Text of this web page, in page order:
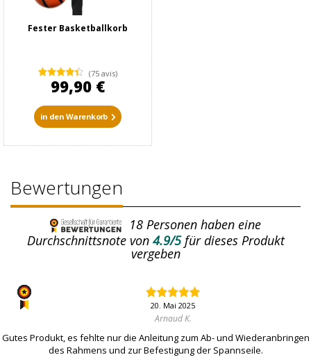
Fester Basketballkorb
(75 avis)
99,90 €
in den Warenkorb
Bewertungen
18 Personen haben eine
Durchschnittsnote von4.9/5für dieses Produkt
vergeben
20. Mai 2025
Arnaud K.
Gutes Produkt, es fehlte nur die Anleitung zum Ab- und Wiederanbringen
des Rahmens und zur Befestigung der Spannseile.